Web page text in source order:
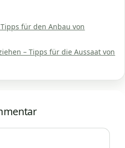
für den Anbau von
– Tipps für die Aussaat von